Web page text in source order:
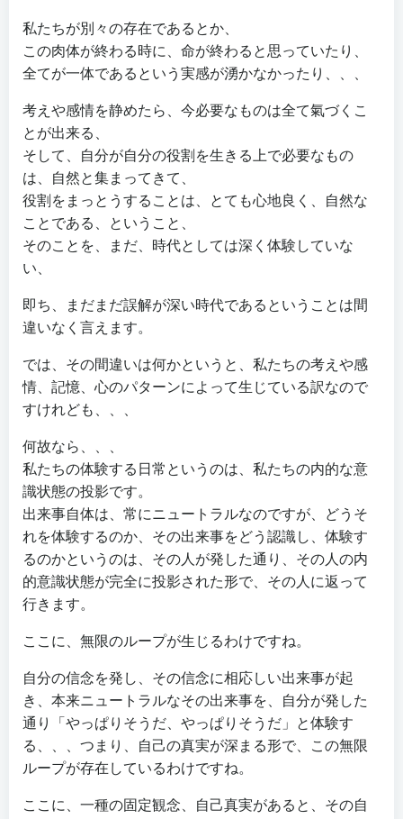
私たちが別々の存在であるとか、
この肉体が終わる時に、命が終わると思っていたり、
全てが一体であるという実感が湧かなかったり、、、
考えや感情を静めたら、今必要なものは全て氣づくこ
とが出来る、
そして、自分が自分の役割を生きる上で必要なもの
は、自然と集まってきて、
役割をまっとうすることは、とても心地良く、自然な
ことである、ということ、
そのことを、まだ、時代としては深く体験していな
い、
即ち、まだまだ誤解が深い時代であるということは間
違いなく言えます。
では、その間違いは何かというと、私たちの考えや感
情、記憶、心のパターンによって生じている訳なので
すけれども、、、
何故なら、、、
私たちの体験する日常というのは、私たちの内的な意
識状態の投影です。
出来事自体は、常にニュートラルなのですが、どうそ
れを体験するのか、その出来事をどう認識し、体験す
るのかというのは、その人が発した通り、その人の内
的意識状態が完全に投影された形で、その人に返って
行きます。
ここに、無限のループが生じるわけですね。
自分の信念を発し、その信念に相応しい出来事が起
き、本来ニュートラルなその出来事を、自分が発した
通り「やっぱりそうだ、やっぱりそうだ」と体験す
る、、、つまり、自己の真実が深まる形で、この無限
ループが存在しているわけですね。
ここに、一種の固定観念、自己真実があると、その自